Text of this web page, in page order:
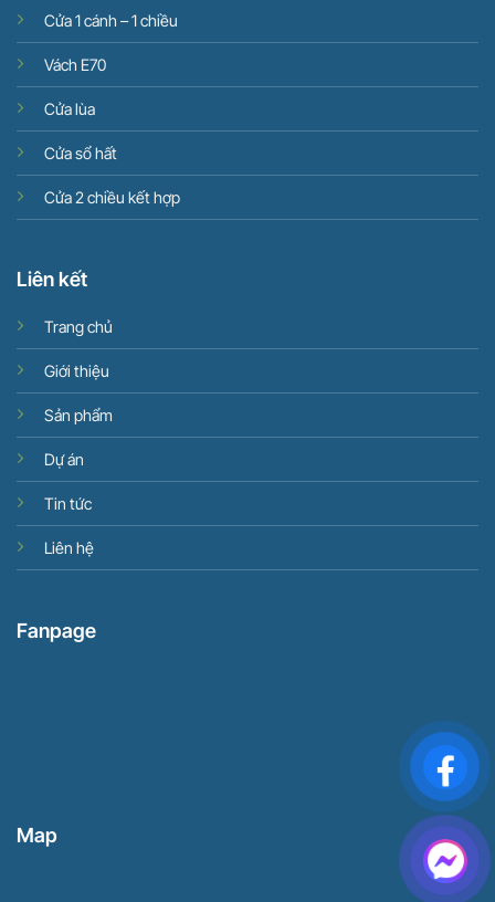
Cửa 1 cánh – 1 chiều
Vách E70
Cửa lùa
Cửa sổ hất
Cửa 2 chiều kết hợp
Liên kết
Trang chủ
Giới thiệu
Sản phẩm
Dự án
Tin tức
Liên hệ
Fanpage
Map